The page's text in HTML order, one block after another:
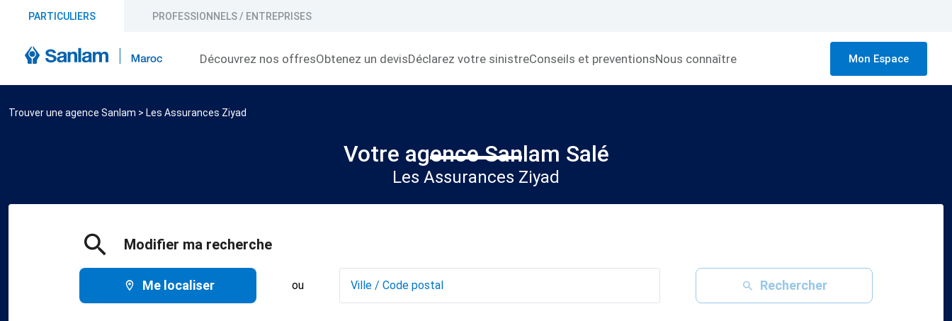
PARTICULIERS PROFESSIONNELS / ENTREPRISES
Découvrez nos offresObtenez un devisDéclarez votre sinistreConseils et preventionsNous connaître Mon Espace
Trouver une agence Sanlam > Les Assurances Ziyad
Votre agence Sanlam Salé
Les Assurances Ziyad
Modifier ma recherche
Me localiser ou Rechercher